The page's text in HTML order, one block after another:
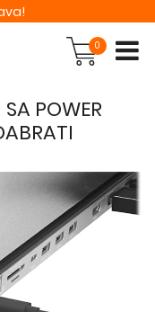
0
POWER